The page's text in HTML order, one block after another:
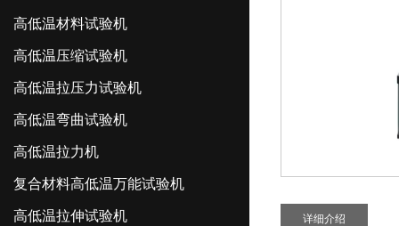
高低温材料试验机
高低温压缩试验机
高低温拉压力试验机
高低温弯曲试验机
高低温拉力机
复合材料高低温万能试验机
高低温拉伸试验机 详细介绍